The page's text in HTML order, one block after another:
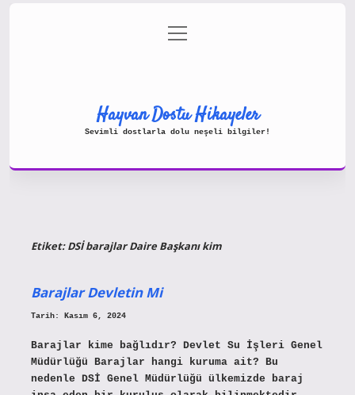
Gizlilik Politikası
menüyü
aç
Hayvan Dostu Hikayeler
Sevimli dostlarla dolu neşeli bilgiler!
Etiket:DSİ barajlar Daire Başkanı kim
Barajlar Devletin Mi
Tarih: Kasım 6, 2024
Barajlar kime bağlıdır? Devlet Su İşleri Genel
Müdürlüğü Barajlar hangi kuruma ait? Bu
nedenle DSİ Genel Müdürlüğü ülkemizde baraj